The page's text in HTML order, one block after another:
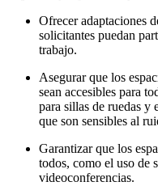
Ofrecer adaptaciones
solicitantes puedan
trabajo.
Asegurar que los
sean accesibles para
para sillas de ruedas y
que son sensibles al
Garantizar que los
todos, como el uso de
videoconferencias.